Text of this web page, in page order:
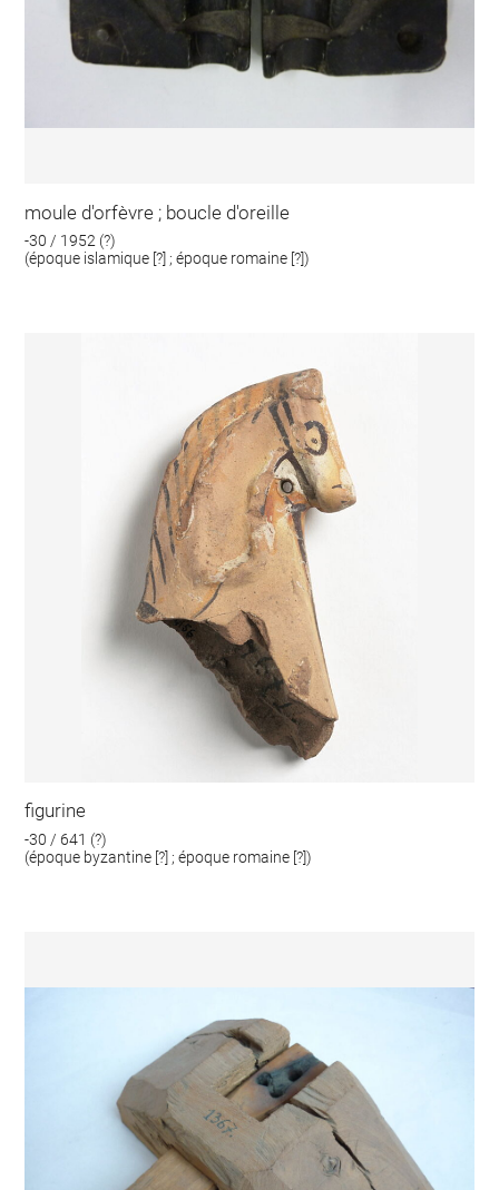
moule d'orfèvre ; boucle d'oreille
-30 / 1952 (?)
(époque islamique [?] ; époque romaine [?])
figurine
-30 / 641 (?)
(époque byzantine [?] ; époque romaine [?])